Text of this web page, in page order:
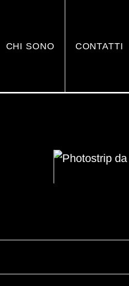
CHI SONO CONTATTI